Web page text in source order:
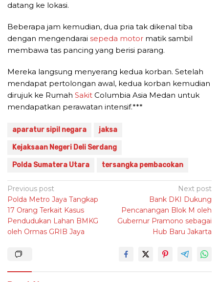
datang ke lokasi.
Beberapa jam kemudian, dua pria tak dikenal tiba
dengan mengendarai sepeda motor matik sambil
membawa tas pancing yang berisi parang.
Mereka langsung menyerang kedua korban. Setelah
mendapat pertolongan awal, kedua korban kemudian
dirujuk ke Rumah Sakit Columbia Asia Medan untuk
mendapatkan perawatan intensif.***
aparatur sipil negara jaksa
Kejaksaan Negeri Deli Serdang
Polda Sumatera Utara tersangka pembacokan
Post
navigation
Previous post
Polda Metro Jaya Tangkap
17 Orang Terkait Kasus
Pendudukan Lahan BMKG
oleh Ormas GRIB Jaya
Next post
Bank DKI Dukung
Pencanangan Blok M oleh
Gubernur Pramono sebagai
Hub Baru Jakarta